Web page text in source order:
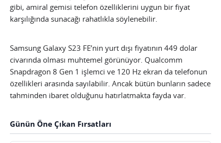
gibi, amiral gemisi telefon özelliklerini uygun bir fiyat
karşılığında sunacağı rahatlıkla söylenebilir.
Samsung Galaxy S23 FE’nin yurt dışı fiyatının 449 dolar
civarında olması muhtemel görünüyor. Qualcomm
Snapdragon 8 Gen 1 işlemci ve 120 Hz ekran da telefonun
özellikleri arasında sayılabilir. Ancak bütün bunların sadece
tahminden ibaret olduğunu hatırlatmakta fayda var.
Günün Öne Çıkan Fırsatları